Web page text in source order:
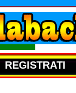
REGISTRATI